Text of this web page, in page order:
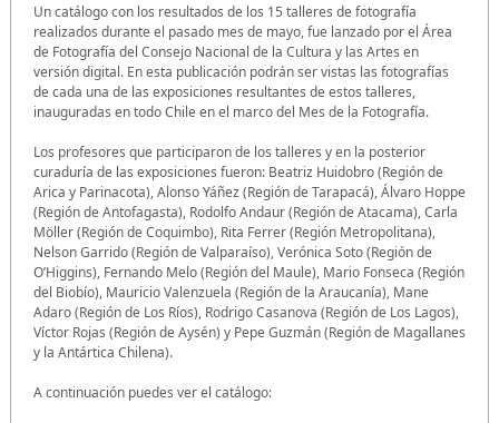
Un catálogo con los resultados de los 15 talleres de fotografía
realizados durante el pasado mes de mayo, fue lanzado por el Área
de Fotografía del Consejo Nacional de la Cultura y las Artes en
versión digital. En esta publicación podrán ser vistas las fotografías
de cada una de las exposiciones resultantes de estos talleres,
inauguradas en todo Chile en el marco del Mes de la Fotografía.
Los profesores que participaron de los talleres y en la posterior
curaduría de las exposiciones fueron: Beatriz Huidobro (Región de
Arica y Parinacota), Alonso Yáñez (Región de Tarapacá), Álvaro Hoppe
(Región de Antofagasta), Rodolfo Andaur (Región de Atacama), Carla
Möller (Región de Coquimbo), Rita Ferrer (Región Metropolitana),
Nelson Garrido (Región de Valparaíso), Verónica Soto (Región de
O’Higgins), Fernando Melo (Región del Maule), Mario Fonseca (Región
del Biobío), Mauricio Valenzuela (Región de la Araucanía), Mane
Adaro (Región de Los Ríos), Rodrigo Casanova (Región de Los Lagos),
Víctor Rojas (Región de Aysén) y Pepe Guzmán (Región de Magallanes
y la Antártica Chilena).
A continuación puedes ver el catálogo: